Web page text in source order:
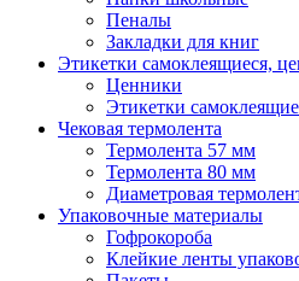
Пеналы
Закладки для книг
Этикетки самоклеящиеся,
Ценники
Этикетки
Чековая термолента
Термолента 57 мм
Термолента 80 мм
Диаметровая
Упаковочные материалы
Гофрокороба
Клейкие ленты